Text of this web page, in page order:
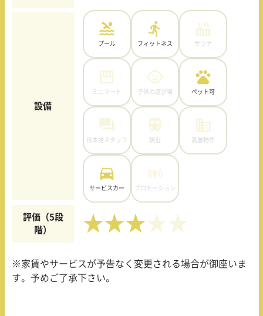
設備
プール フィットネス サウナ
ミニマート 子供の遊び場 ペット可
日本語スタッフ 駅近 高層物件
サービスカー プロモーション
評価（5段
階）
★★★
※家賃やサービスが予告なく変更される場合が御座いま
す。予めご了承下さい。